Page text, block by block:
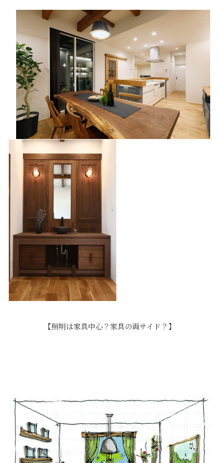
【照明は家具中心？家具の両サイド？】